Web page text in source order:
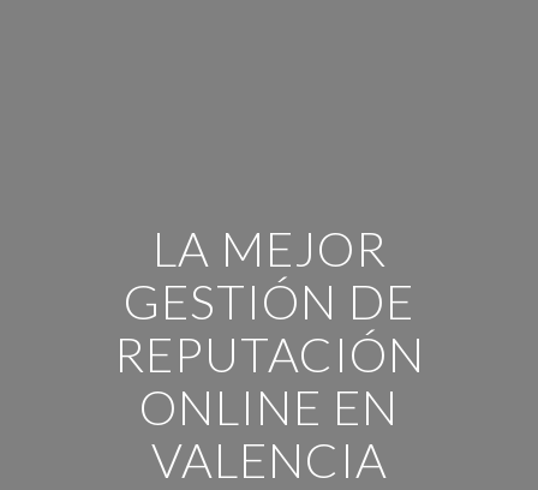
LA MEJOR
GESTIÓN DE
REPUTACIÓN
ONLINE EN
VALENCIA